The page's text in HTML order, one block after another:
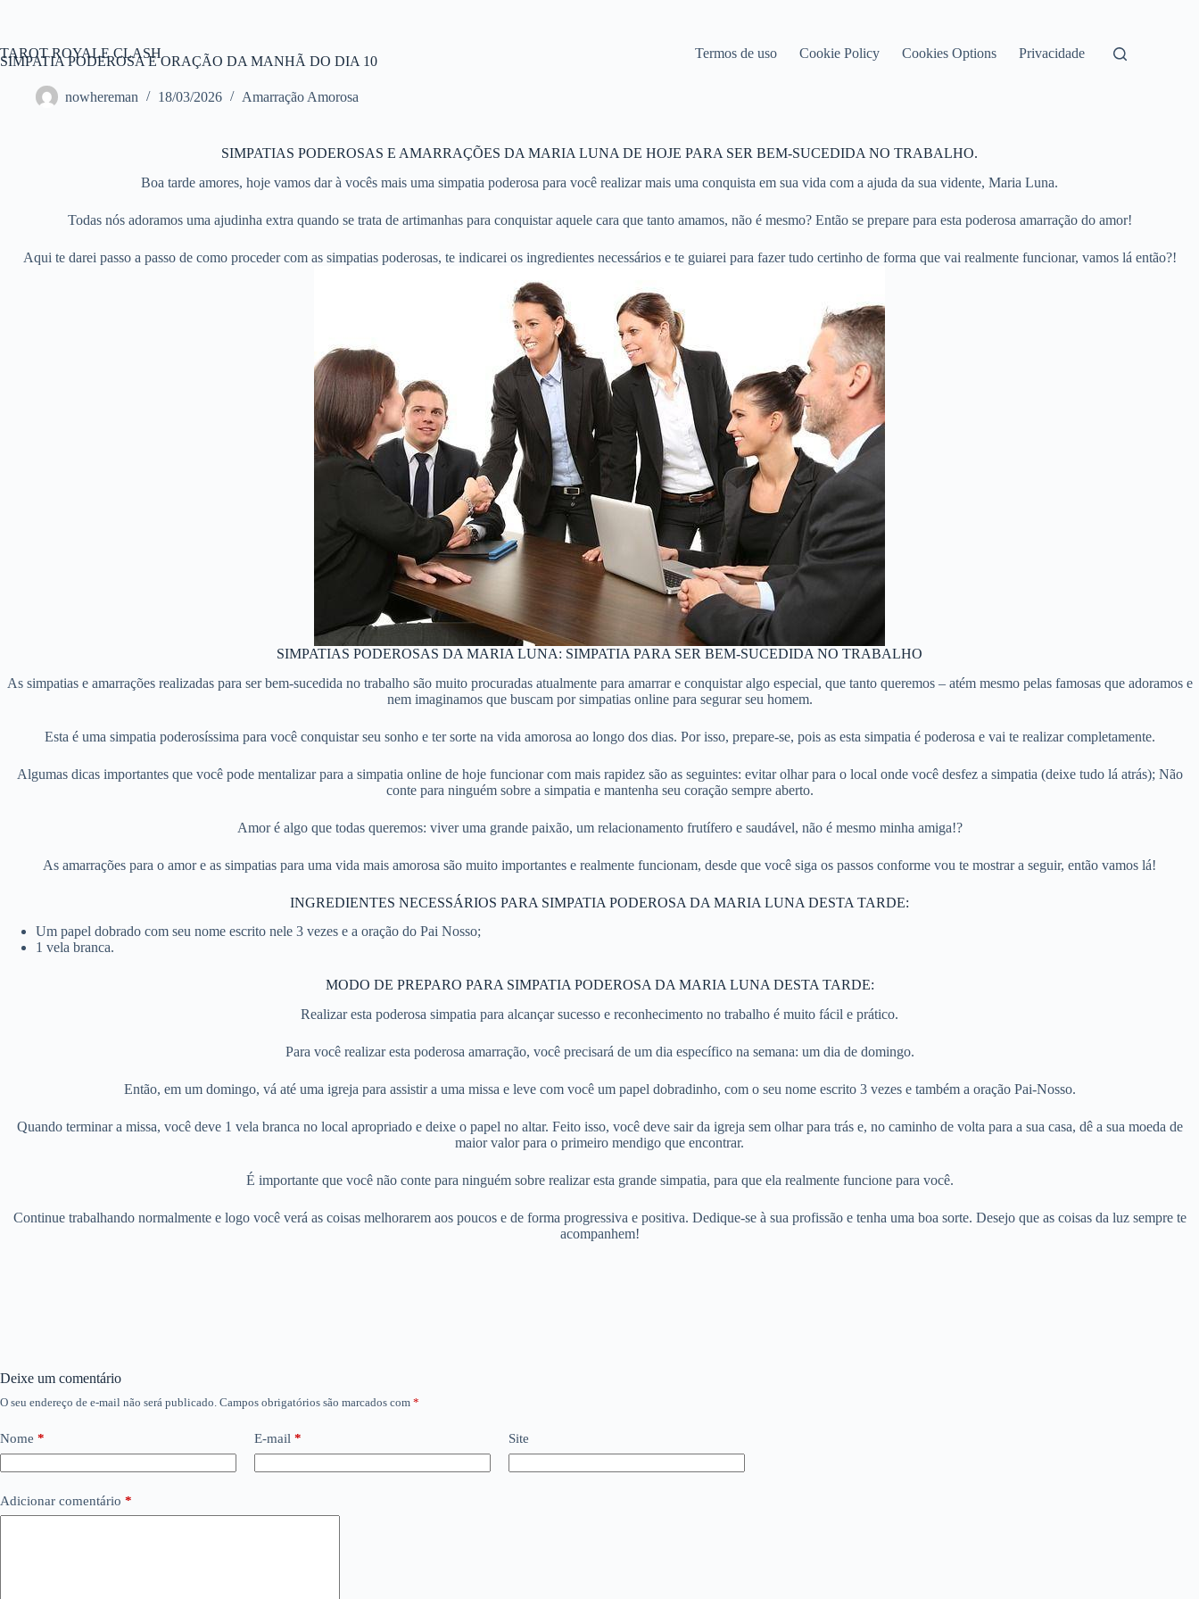
conteúdo
TAROT ROYALE CLASH Termos de uso Cookie Policy Cookies Options Privacidade
SIMPATIA PODEROSA E ORAÇÃO DA MANHÃ DO DIA 10
nowhereman 18/03/2026 Amarração Amorosa
SIMPATIAS PODEROSAS E AMARRAÇÕES DA MARIA LUNA DE HOJE PARA SER BEM-SUCEDIDA NO TRABALHO.
Boa tarde amores, hoje vamos dar à vocês mais uma simpatia poderosa para você realizar mais uma conquista em sua vida com a ajuda da sua vidente, Maria Luna.
Todas nós adoramos uma ajudinha extra quando se trata de artimanhas para conquistar aquele cara que tanto amamos, não é mesmo? Então se prepare para esta poderosa amarração do amor!
Aqui te darei passo a passo de como proceder com as simpatias poderosas, te indicarei os ingredientes necessários e te guiarei para fazer tudo certinho de forma que vai realmente funcionar, vamos lá então?!
SIMPATIAS PODEROSAS DA MARIA LUNA: SIMPATIA PARA SER BEM-SUCEDIDA NO TRABALHO
As simpatias e amarrações realizadas para ser bem-sucedida no trabalho são muito procuradas atualmente para amarrar e conquistar algo especial, que tanto queremos – atém mesmo pelas famosas que adoramos e
nem imaginamos que buscam por simpatias online para segurar seu homem.
Esta é uma simpatia poderosíssima para você conquistar seu sonho e ter sorte na vida amorosa ao longo dos dias. Por isso, prepare-se, pois as esta simpatia é poderosa e vai te realizar completamente.
Algumas dicas importantes que você pode mentalizar para a simpatia online de hoje funcionar com mais rapidez são as seguintes: evitar olhar para o local onde você desfez a simpatia (deixe tudo lá atrás); Não
conte para ninguém sobre a simpatia e mantenha seu coração sempre aberto.
Amor é algo que todas queremos: viver uma grande paixão, um relacionamento frutífero e saudável, não é mesmo minha amiga!?
As amarrações para o amor e as simpatias para uma vida mais amorosa são muito importantes e realmente funcionam, desde que você siga os passos conforme vou te mostrar a seguir, então vamos lá!
INGREDIENTES NECESSÁRIOS PARA SIMPATIA PODEROSA DA MARIA LUNA DESTA TARDE:
Um papel dobrado com seu nome escrito nele 3 vezes e a oração do Pai Nosso;
1 vela branca.
MODO DE PREPARO PARA SIMPATIA PODEROSA DA MARIA LUNA DESTA TARDE:
Realizar esta poderosa simpatia para alcançar sucesso e reconhecimento no trabalho é muito fácil e prático.
Para você realizar esta poderosa amarração, você precisará de um dia específico na semana: um dia de domingo.
Então, em um domingo, vá até uma igreja para assistir a uma missa e leve com você um papel dobradinho, com o seu nome escrito 3 vezes e também a oração Pai-Nosso.
Quando terminar a missa, você deve 1 vela branca no local apropriado e deixe o papel no altar. Feito isso, você deve sair da igreja sem olhar para trás e, no caminho de volta para a sua casa, dê a sua moeda de
maior valor para o primeiro mendigo que encontrar.
É importante que você não conte para ninguém sobre realizar esta grande simpatia, para que ela realmente funcione para você.
Continue trabalhando normalmente e logo você verá as coisas melhorarem aos poucos e de forma progressiva e positiva. Dedique-se à sua profissão e tenha uma boa sorte. Desejo que as coisas da luz sempre te
acompanhem!
Deixe um comentário
O seu endereço de e-mail não será publicado. Campos obrigatórios são marcados com *
Nome * E-mail * Site
Adicionar comentário *